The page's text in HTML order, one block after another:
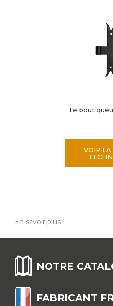
Té bout
VOIR LA
En savoir plus
NOTRE
FABRICANT